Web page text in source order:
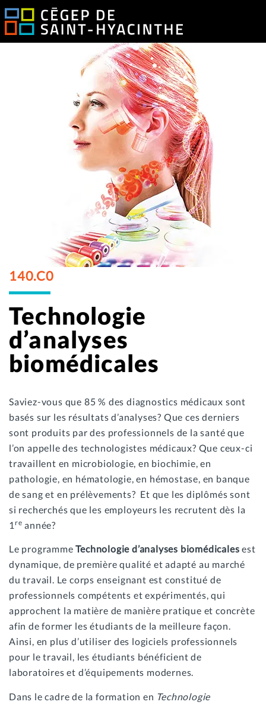
140.C0
Technologie
d’analyses
biomédicales
Saviez-vous que 85 % des diagnostics médicaux sont
basés sur les résultats d’analyses? Que ces derniers
sont produits par des professionnels de la santé que
l’on appelle des technologistes médicaux? Que ceux-ci
travaillent en microbiologie, en biochimie, en
pathologie, en hématologie, en hémostase, en banque
de sang et en prélèvements? Et que les diplômés sont
si recherchés que les employeurs les recrutent dès la
1 re année?
Le programme Technologie d’analyses biomédicales est
dynamique, de première qualité et adapté au marché
du travail. Le corps enseignant est constitué de
professionnels compétents et expérimentés, qui
approchent la matière de manière pratique et concrète
afin de former les étudiants de la meilleure façon.
Ainsi, en plus d’utiliser des logiciels professionnels
pour le travail, les étudiants bénéficient de
laboratoires et d’équipements modernes.
Dans le cadre de la formation en Technologie